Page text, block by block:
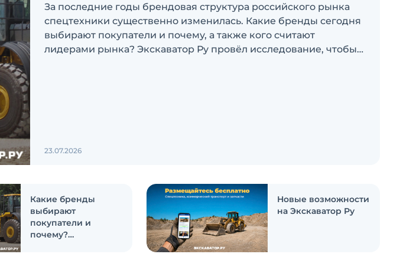
За последние годы брендовая структура российского рынка
спецтехники существенно изменилась. Какие бренды сегодня
выбирают покупатели и почему, а также кого считают
лидерами рынка? Экскаватор Ру провёл исследование, чтобы
23.07.2026
Какие бренды
выбирают
покупатели и
почему?
Новые возможности
на Экскаватор Ру